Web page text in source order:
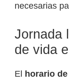
necesarias
Jornada
de vida
El horario